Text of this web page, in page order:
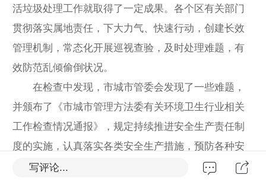
活垃圾处理工作就取得了一定成果。各个区有关部门
贯彻落实属地责任，下大力气、快速行动，创建长效
管理机制，常态化开展巡视查验，及时处理难题，有
效防范乱倾偷倒状况。
在检查中发现，市城市管委会发现了一些难题，
并颁布了《市城市管理方法委有关环境卫生行业相关
工作检查情况通报》，规定持续推进安全生产责任制
度的实施，认真落实各类安全生产措施，预防各种安
全事故风险性。与此同时，环卫部门还需要切实搞好
写评论...